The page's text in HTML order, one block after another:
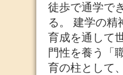
徒歩で通学で
る。 建学の精
育成を通して
門性を養う「
育の柱として